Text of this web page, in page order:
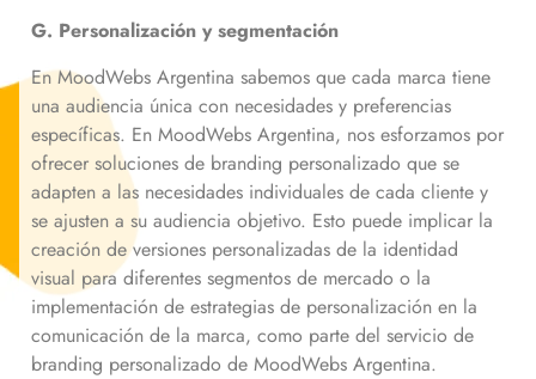
G. Personalización y segmentación
En MoodWebs Argentina sabemos que cada marca tiene
una audiencia única con necesidades y preferencias
específicas. En MoodWebs Argentina, nos esforzamos por
ofrecer soluciones de branding personalizado que se
adapten a las necesidades individuales de cada cliente y
se ajusten a su audiencia objetivo. Esto puede implicar la
creación de versiones personalizadas de la identidad
visual para diferentes segmentos de mercado o la
implementación de estrategias de personalización en la
comunicación de la marca, como parte del servicio de
branding personalizado de MoodWebs Argentina.